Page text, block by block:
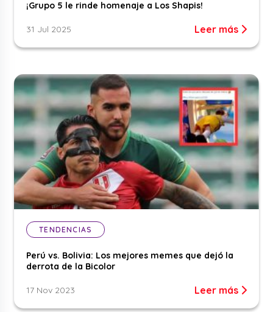
¡Grupo 5 le rinde homenaje a Los Shapis!
31 Jul 2025 Leer más
TENDENCIAS
Perú vs. Bolivia: Los mejores memes que dejó la
derrota de la Bicolor
17 Nov 2023 Leer más